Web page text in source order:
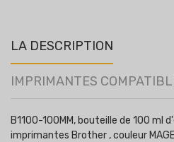
LA DESCRIPTION
IMPRIMANTES
B1100-100MM, bouteille de 100 ml
imprimantes Brother , couleur